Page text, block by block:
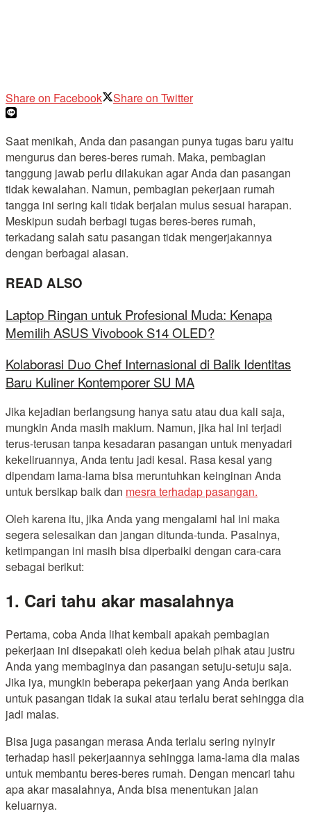
Share on Facebook Share on Twitter
Saat menikah, Anda dan pasangan punya tugas baru yaitu
mengurus dan beres-beres rumah. Maka, pembagian
tanggung jawab perlu dilakukan agar Anda dan pasangan
tidak kewalahan. Namun, pembagian pekerjaan rumah
tangga ini sering kali tidak berjalan mulus sesuai harapan.
Meskipun sudah berbagi tugas beres-beres rumah,
terkadang salah satu pasangan tidak mengerjakannya
dengan berbagai alasan.
READ ALSO
Laptop Ringan untuk Profesional Muda: Kenapa
Memilih ASUS Vivobook S14 OLED?
Kolaborasi Duo Chef Internasional di Balik Identitas
Baru Kuliner Kontemporer SU MA
Jika kejadian berlangsung hanya satu atau dua kali saja,
mungkin Anda masih maklum. Namun, jika hal ini terjadi
terus-terusan tanpa kesadaran pasangan untuk menyadari
kekeliruannya, Anda tentu jadi kesal. Rasa kesal yang
dipendam lama-lama bisa meruntuhkan keinginan Anda
untuk bersikap baik dan mesra terhadap pasangan.
Oleh karena itu, jika Anda yang mengalami hal ini maka
segera selesaikan dan jangan ditunda-tunda. Pasalnya,
ketimpangan ini masih bisa diperbaiki dengan cara-cara
sebagai berikut:
1. Cari tahu akar masalahnya
Pertama, coba Anda lihat kembali apakah pembagian
pekerjaan ini disepakati oleh kedua belah pihak atau justru
Anda yang membaginya dan pasangan setuju-setuju saja.
Jika iya, mungkin beberapa pekerjaan yang Anda berikan
untuk pasangan tidak ia sukai atau terlalu berat sehingga dia
jadi malas.
Bisa juga pasangan merasa Anda terlalu sering nyinyir
terhadap hasil pekerjaannya sehingga lama-lama dia malas
untuk membantu beres-beres rumah. Dengan mencari tahu
apa akar masalahnya, Anda bisa menentukan jalan
keluarnya.